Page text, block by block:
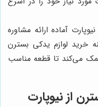
آماده ارائه مشاوره
خرید لوازم یدکی بسترن
می‌کند تا قطعه مناسب
از نیوپارت